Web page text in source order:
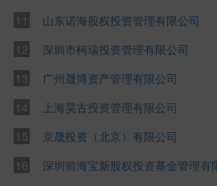
山东诺海股权投资管理有限公司
深圳市柯瑞投资管理有限公司
广州晟博资产管理有限公司
上海昊古投资管理有限公司
京晟投资（北京）有限公司
深圳前海宝新股权投资基金管理有